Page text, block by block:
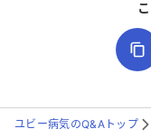
こちらは送信専用
ユビー病気のQ&Aトップ